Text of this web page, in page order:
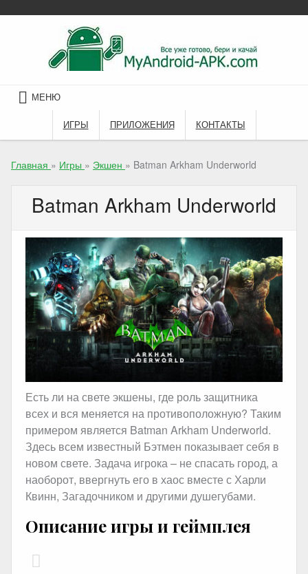
to
МЕНЮ
ИГРЫ ПРИЛОЖЕНИЯ КОНТАКТЫ
Главная » Игры » Экшен » Batman Arkham Underworld
Batman Arkham Underworld
Есть ли на свете экшены, где роль защитника
всех и вся меняется на противоположную? Таким
примером является Batman Arkham Underworld.
Здесь всем известный Бэтмен показывает себя в
новом свете. Задача игрока – не спасать город, а
наоборот, ввергнуть его в хаос вместе с Харли
Квинн, Загадочником и другими душегубами.
Описание игры и геймплея